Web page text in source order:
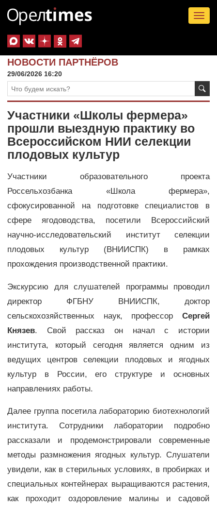
НОВОСТИ ПАРТНЁРОВ
29/06/2026 16:20
Участники «Школы фермера»
прошли выездную практику во
Всероссийском НИИ селекции
плодовых культур
Участники образовательного проекта
Россельхозбанка «Школа фермера»,
сфокусированной на подготовке специалистов в
сфере ягодоводства, посетили Всероссийский
научно-исследовательский институт селекции
плодовых культур (ВНИИСПК) в рамках
прохождения производственной практики.
Экскурсию для слушателей программы проводил
директор ФГБНУ ВНИИСПК, доктор
сельскохозяйственных наук, профессор Сергей
Князев. Свой рассказ он начал с истории
института, который сегодня является одним из
ведущих центров селекции плодовых и ягодных
культур в России, его структуре и основных
направлениях работы.
Далее группа посетила лабораторию биотехнологий
института. Сотрудники лаборатории подробно
рассказали и продемонстрировали современные
методы размножения ягодных культур. Слушатели
увидели, как в стерильных условиях, в пробирках и
специальных контейнерах выращиваются растения,
как проходит оздоровление малины и садовой